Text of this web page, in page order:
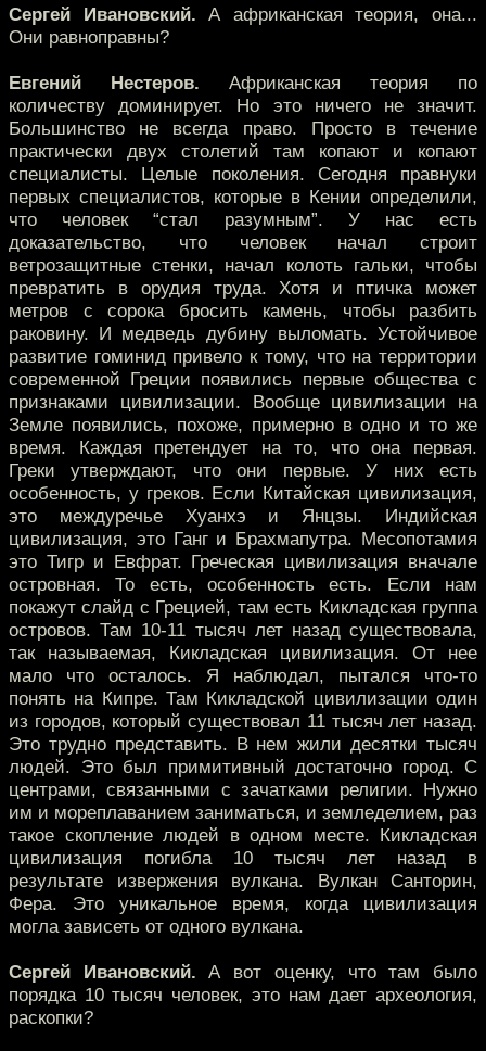
Сергей Ивановский. А африканская теория, она...
Они равноправны?
Евгений Нестеров. Африканская теория по
количеству доминирует. Но это ничего не значит.
Большинство не всегда право. Просто в течение
практически двух столетий там копают и копают
специалисты. Целые поколения. Сегодня правнуки
первых специалистов, которые в Кении определили,
что человек “стал разумным”. У нас есть
доказательство, что человек начал строит
ветрозащитные стенки, начал колоть гальки, чтобы
превратить в орудия труда. Хотя и птичка может
метров с сорока бросить камень, чтобы разбить
раковину. И медведь дубину выломать. Устойчивое
развитие гоминид привело к тому, что на территории
современной Греции появились первые общества с
признаками цивилизации. Вообще цивилизации на
Земле появились, похоже, примерно в одно и то же
время. Каждая претендует на то, что она первая.
Греки утверждают, что они первые. У них есть
особенность, у греков. Если Китайская цивилизация,
это междуречье Хуанхэ и Янцзы. Индийская
цивилизация, это Ганг и Брахмапутра. Месопотамия
это Тигр и Евфрат. Греческая цивилизация вначале
островная. То есть, особенность есть. Если нам
покажут слайд с Грецией, там есть Кикладская группа
островов. Там 10-11 тысяч лет назад существовала,
так называемая, Кикладская цивилизация. От нее
мало что осталось. Я наблюдал, пытался что-то
понять на Кипре. Там Кикладской цивилизации один
из городов, который существовал 11 тысяч лет назад.
Это трудно представить. В нем жили десятки тысяч
людей. Это был примитивный достаточно город. С
центрами, связанными с зачатками религии. Нужно
им и мореплаванием заниматься, и земледелием, раз
такое скопление людей в одном месте. Кикладская
цивилизация погибла 10 тысяч лет назад в
результате извержения вулкана. Вулкан Санторин,
Фера. Это уникальное время, когда цивилизация
могла зависеть от одного вулкана.
Сергей Ивановский. А вот оценку, что там было
порядка 10 тысяч человек, это нам дает археология,
раскопки?